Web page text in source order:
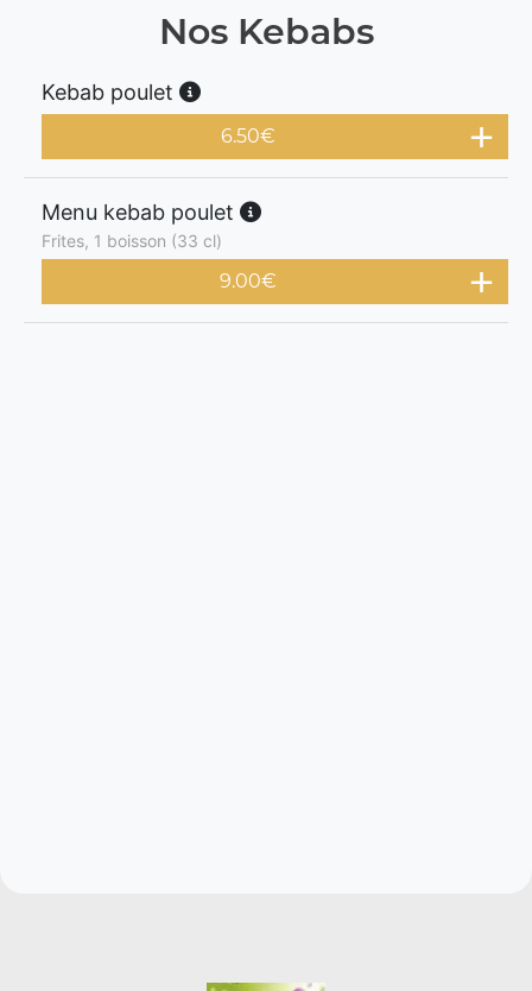
Nos Kebabs
Kebab poulet
6.50€
Menu kebab poulet
Frites, 1 boisson (33 cl)
9.00€